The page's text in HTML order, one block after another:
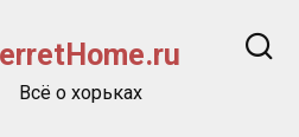
Всё о хорьках